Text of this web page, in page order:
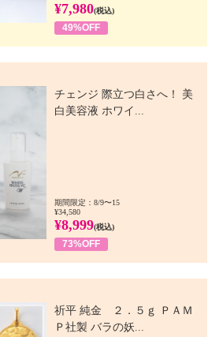
¥7,980(税込)
49%OFF
チェンジ 際立つ白さへ！ 美
白美容液 ホワイ...
期間限定：8/9〜15
¥34,580
¥8,999(税込)
73%OFF
祈平 純金 ２．５ｇ ＰＡＭ
Ｐ社製 バラの妖...